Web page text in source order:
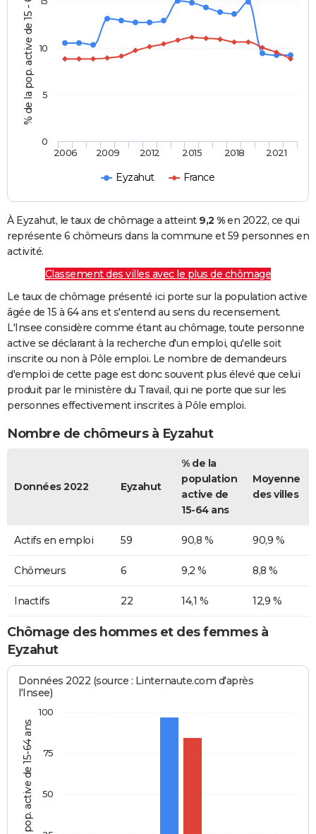
% de la pop. active de 15 - 64 ans
Eyzahut France
2006 2009 2012 2015 2018 2021
0
5
10
À Eyzahut, le taux de chômage a atteint 9,2 %en 2022, ce qui
représente 6 chômeurs dans la commune et 59 personnes en
activité.
Classement des villes avec le plus de chômage
Le taux de chômage présenté ici porte sur la population active
âgée de 15 à 64 ans et s'entend au sens du recensement.
L'Insee considère comme étant au chômage, toute personne
active se déclarant à la recherche d'un emploi, qu'elle soit
inscrite ou non à Pôle emploi. Le nombre de demandeurs
d'emploi de cette page est donc souvent plus élevé que celui
produit par le ministère du Travail, qui ne porte que sur les
personnes effectivement inscrites à Pôle emploi.
Nombre de chômeurs à Eyzahut
Données 2022 Eyzahut
% de la
population
active de
15-64 ans
Moyenne
des villes
Actifs en emploi 59 90,8 % 90,9 %
Chômeurs 6 9,2 % 8,8 %
Inactifs 22 14,1 % 12,9 %
Chômage des hommes et des femmes à
Eyzahut
% de la pop. active de 15-64 ans
Données 2022 (source : Linternaute.com d'après
l'Insee)
50
75
100